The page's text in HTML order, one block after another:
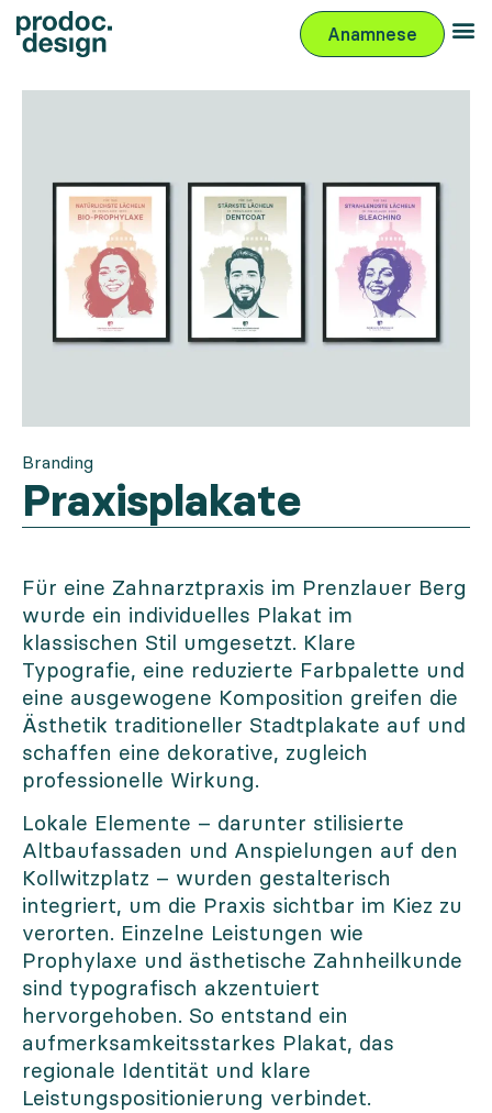
Anamnese
Branding
Praxisplakate
Für eine Zahnarztpraxis im Prenzlauer Berg
wurde ein individuelles Plakat im
klassischen Stil umgesetzt. Klare
Typografie, eine reduzierte Farbpalette und
eine ausgewogene Komposition greifen die
Ästhetik traditioneller Stadtplakate auf und
schaffen eine dekorative, zugleich
professionelle Wirkung.
Lokale Elemente – darunter stilisierte
Altbaufassaden und Anspielungen auf den
Kollwitzplatz – wurden gestalterisch
integriert, um die Praxis sichtbar im Kiez zu
verorten. Einzelne Leistungen wie
Prophylaxe und ästhetische Zahnheilkunde
sind typografisch akzentuiert
hervorgehoben. So entstand ein
aufmerksamkeitsstarkes Plakat, das
regionale Identität und klare
Leistungspositionierung verbindet.